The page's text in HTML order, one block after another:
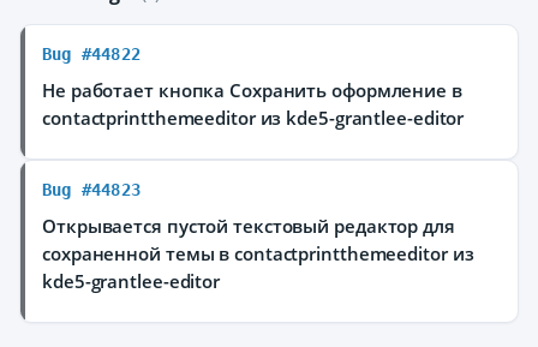
Bug #44822
Не работает кнопка Сохранить оформление в
contactprintthemeeditor из kde5-grantlee-editor
Bug #44823
Открывается пустой текстовый редактор для
сохраненной темы в contactprintthemeeditor из
kde5-grantlee-editor